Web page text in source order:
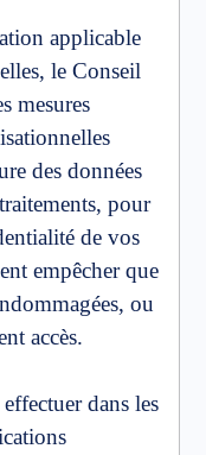
applicable
le Conseil
mesures
des données
pour
de vos
empêcher que
ou
accès.
dans les